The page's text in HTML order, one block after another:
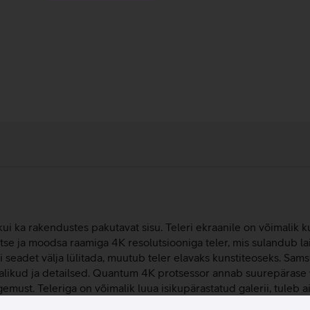
ka rakendustes pakutavat sisu. Teleri ekraanile on võimalik
ja moodsa raamiga 4K resolutsiooniga teler, mis sulandub
välja lülitada, muutub teler elavaks kunstiteoseks.
ja detailsed. Quantum 4K protsessor annab
Teleriga on võimalik luua isikupärastatud galerii, tuleb
Reguleeritava kõrgusega alus võimaldab